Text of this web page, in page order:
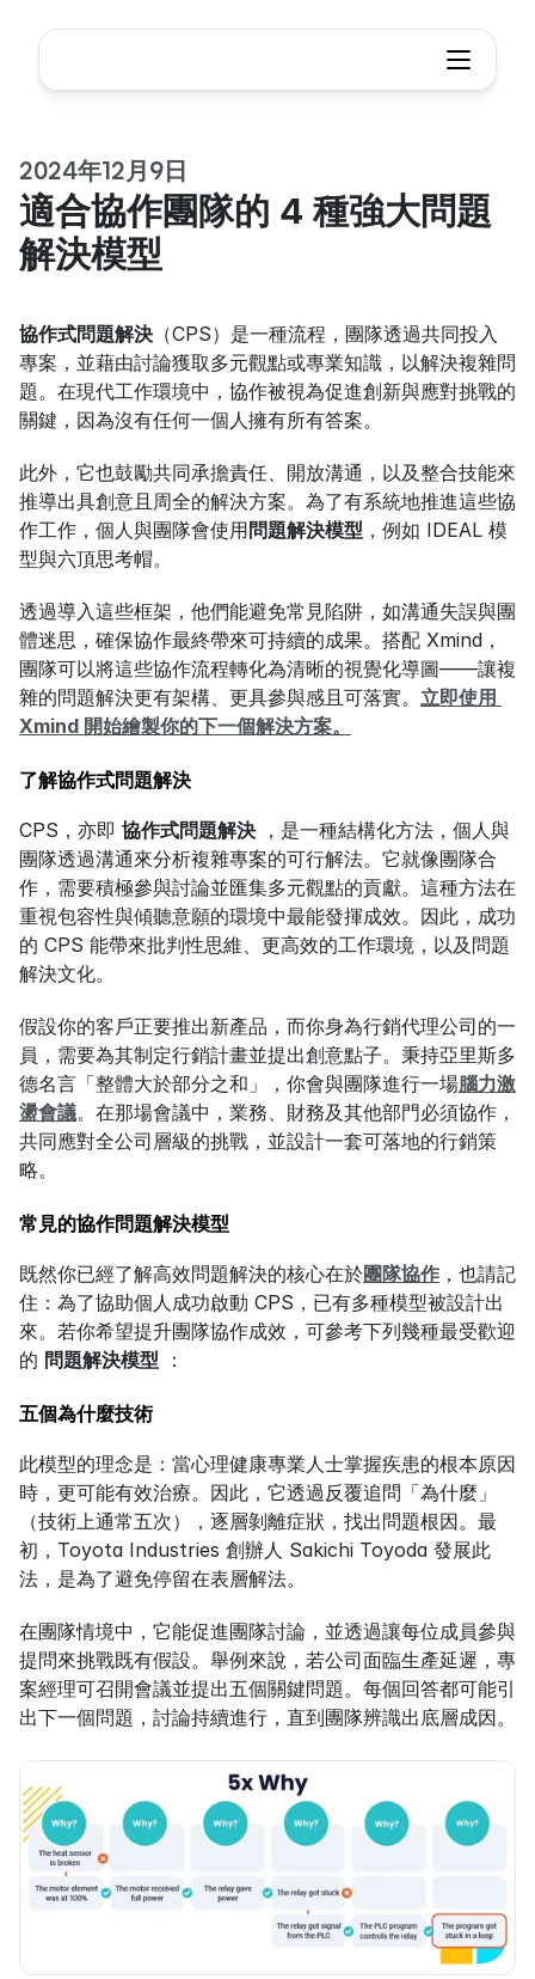
2024年12月9日
適合協作團隊的 4 種強大問題
解決模型
協作式問題解決 （CPS）是一種流程，團隊透過共同投入
專案，並藉由討論獲取多元觀點或專業知識，以解決複雜問
題。在現代工作環境中，協作被視為促進創新與應對挑戰的
關鍵，因為沒有任何一個人擁有所有答案。
此外，它也鼓勵共同承擔責任、開放溝通，以及整合技能來
推導出具創意且周全的解決方案。為了有系統地推進這些協
作工作，個人與團隊會使用問題解決模型 ，例如 IDEAL 模
型與六頂思考帽。
透過導入這些框架，他們能避免常見陷阱，如溝通失誤與團
體迷思，確保協作最終帶來可持續的成果。搭配 Xmind，
團隊可以將這些協作流程轉化為清晰的視覺化導圖——讓複
雜的問題解決更有架構、更具參與感且可落實。 立即使用
Xmind 開始繪製你的下一個解決方案。
了解協作式問題解決
CPS，亦即 協作式問題解決 ，是一種結構化方法，個人與
團隊透過溝通來分析複雜專案的可行解法。它就像團隊合
作，需要積極參與討論並匯集多元觀點的貢獻。這種方法在
重視包容性與傾聽意願的環境中最能發揮成效。因此，成功
的 CPS 能帶來批判性思維、更高效的工作環境，以及問題
解決文化。
假設你的客戶正要推出新產品，而你身為行銷代理公司的一
員，需要為其制定行銷計畫並提出創意點子。秉持亞里斯多
德名言「整體大於部分之和」，你會與團隊進行一場腦力激
盪會議。在那場會議中，業務、財務及其他部門必須協作，
共同應對全公司層級的挑戰，並設計一套可落地的行銷策
略。
常見的協作問題解決模型
既然你已經了解高效問題解決的核心在於團隊協作 ，也請記
住：為了協助個人成功啟動 CPS，已有多種模型被設計出
來。若你希望提升團隊協作成效，可參考下列幾種最受歡迎
的 問題解決模型 ：
五個為什麼技術
此模型的理念是：當心理健康專業人士掌握疾患的根本原因
時，更可能有效治療。因此，它透過反覆追問「為什麼」
（技術上通常五次），逐層剝離症狀，找出問題根因。最
初，Toyota Industries 創辦人 Sakichi Toyoda 發展此
法，是為了避免停留在表層解法。
在團隊情境中，它能促進團隊討論，並透過讓每位成員參與
提問來挑戰既有假設。舉例來說，若公司面臨生產延遲，專
案經理可召開會議並提出五個關鍵問題。每個回答都可能引
出下一個問題，討論持續進行，直到團隊辨識出底層成因。